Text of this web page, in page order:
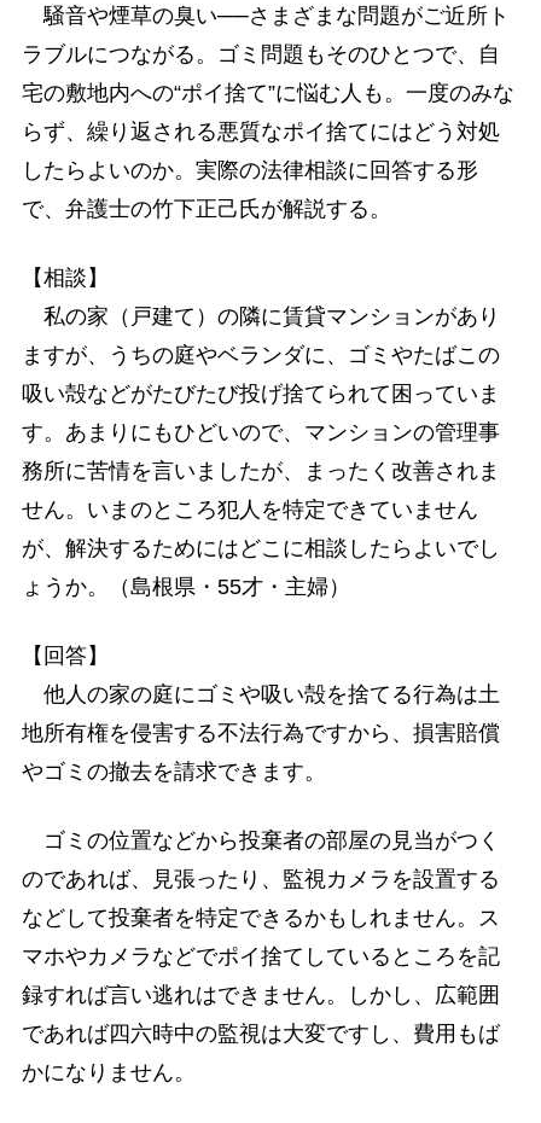
騒音や煙草の臭い──さまざまな問題がご近所ト
ラブルにつながる。ゴミ問題もそのひとつで、自
宅の敷地内への“ポイ捨て”に悩む人も。一度のみな
らず、繰り返される悪質なポイ捨てにはどう対処
したらよいのか。実際の法律相談に回答する形
で、弁護士の竹下正己氏が解説する。
【相談】
私の家（戸建て）の隣に賃貸マンションがあり
ますが、うちの庭やベランダに、ゴミやたばこの
吸い殻などがたびたび投げ捨てられて困っていま
す。あまりにもひどいので、マンションの管理事
務所に苦情を言いましたが、まったく改善されま
せん。いまのところ犯人を特定できていません
が、解決するためにはどこに相談したらよいでし
ょうか。（島根県・55才・主婦）
【回答】
他人の家の庭にゴミや吸い殻を捨てる行為は土
地所有権を侵害する不法行為ですから、損害賠償
やゴミの撤去を請求できます。
ゴミの位置などから投棄者の部屋の見当がつく
のであれば、見張ったり、監視カメラを設置する
などして投棄者を特定できるかもしれません。ス
マホやカメラなどでポイ捨てしているところを記
録すれば言い逃れはできません。しかし、広範囲
であれば四六時中の監視は大変ですし、費用もば
かになりません。